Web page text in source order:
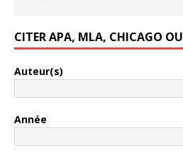
CITER APA, MLA, CHICAGO
Auteur(s)
Année